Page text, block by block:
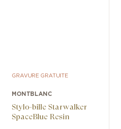
GRAVURE GRATUITE
MONTBLANC
Stylo-bille Starwalker
SpaceBlue Resin